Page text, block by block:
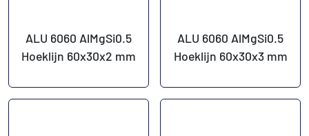
ALU 6060 AlMgSi0.5
Hoeklijn 60x30x2 mm
ALU 6060 AlMgSi0.5
Hoeklijn 60x30x3 mm